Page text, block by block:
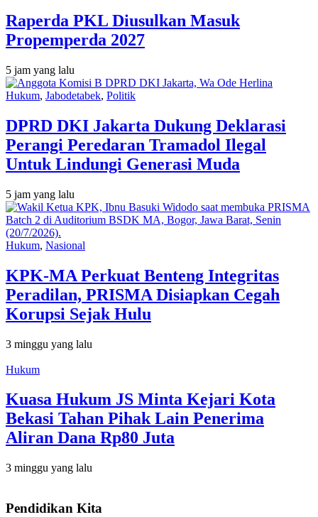
Raperda PKL Diusulkan Masuk
Propemperda 2027
5 jam yang lalu
Hukum, Jabodetabek, Politik
DPRD DKI Jakarta Dukung Deklarasi
Perangi Peredaran Tramadol Ilegal
Untuk Lindungi Generasi Muda
5 jam yang lalu
Hukum, Nasional
KPK-MA Perkuat Benteng Integritas
Peradilan, PRISMA Disiapkan Cegah
Korupsi Sejak Hulu
3 minggu yang lalu
Hukum
Kuasa Hukum JS Minta Kejari Kota
Bekasi Tahan Pihak Lain Penerima
Aliran Dana Rp80 Juta
3 minggu yang lalu
Pendidikan Kita